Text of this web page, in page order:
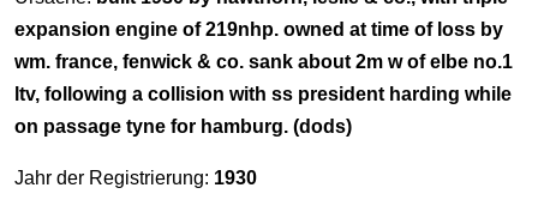
expansion engine of 219nhp. owned at time of loss by
wm. france, fenwick & co. sank about 2m w of elbe no.1
ltv, following a collision with ss president harding while
on passage tyne for hamburg. (dods)
Jahr der Registrierung: 1930